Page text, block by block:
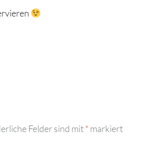
Felder sind mit* markiert